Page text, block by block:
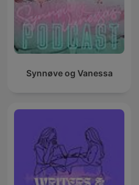
Synnøve og Vanessa